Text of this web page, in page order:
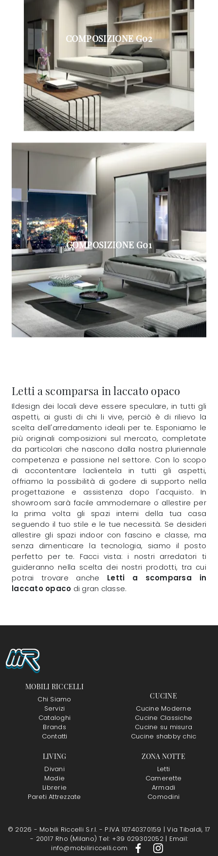
COMPOSIZIONE G02
COMPOSIZIONE G01
Letti a scomparsa in laccato opaco
Ildesign dei locali deve essere speculare, in tutti gli
aspetti, ai gusti di chi li vive, perciò è di rilievo la
scelta dell'arredamento ideali per te. Esponiamo le
più originali composizioni sul mercato, completate
da particolari che nascono dalla nostra pluriennale
competenza e passione nel settore. Con lo scopo
di accontentare laclientela in tutti gli aspetti,
offriamo la possibilità di godere di supporto nella
progettazione e assistenza dopo l'acquisto. In
showroom sarà facile ammodernare o allestire per
la prima volta gli spazi interni della tua casa
seguendo il tuo stile e le tue necessità. Se desideri
allestire gli spazi indoor con fascino e classe, ma
senza dimenticare la tecnologia, siamo il posto
perfetto per te. Facci vista: i nostri arredatori ti
guideranno nella scelta dei nostri prodotti, tra cui
potrai trovare anche Letti a scomparsa
in
laccato opaco di gran classe.
MOBILI RICCELLI
Chi Siamo
Servizi
Cataloghi
Brands
Contatti
CUCINE
Cucine Moderne
Cucine Classiche
Cucine su misura
Cucine shabby chic
LIVING
Divani
Madie
Librerie
Pareti Attrezzate
ZONA NOTTE
Letti
Camerette
Armadi
Comodini
© 2026 - Mobili Riccelli S.r.l. - P.IVA 10740370159 |Via Tibaldi, 17
- 20017 Rho (Milano) Tel: +39 029302052 | Email:
info@mobiliriccelli.com